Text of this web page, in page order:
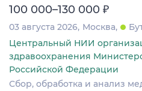
100 000–130 000 ₽
03 августа 2026 Москва
Центральный НИИ
здравоохранения
Российской Федерации
Сбор, обработка и анализ